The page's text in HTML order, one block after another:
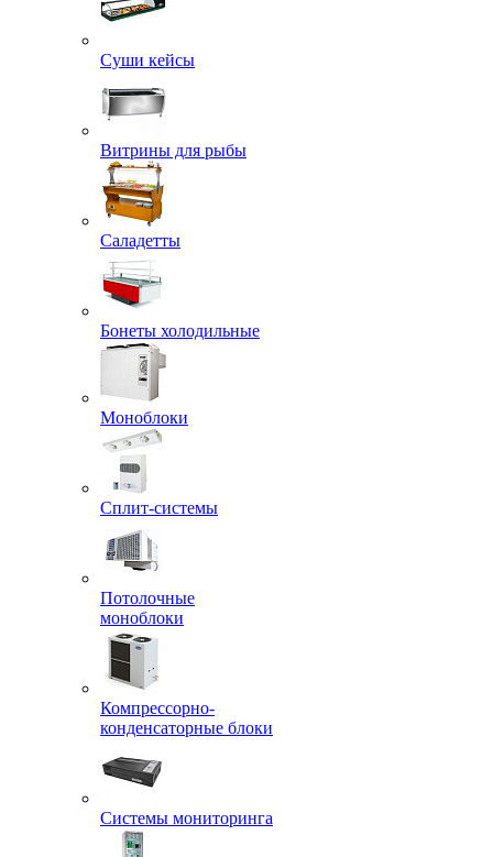
Суши кейсы
Витрины для рыбы
Саладетты
Бонеты холодильные
Моноблоки
Сплит-системы
Потолочные
моноблоки
Компрессорно-
конденсаторные блоки
Системы мониторинга